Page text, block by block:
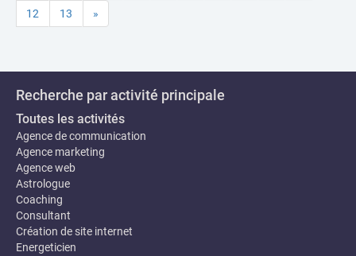
12 13 »
Recherche par activité principale
Toutes les activités
Agence de communication
Agence marketing
Agence web
Astrologue
Coaching
Consultant
Création de site internet
Energeticien